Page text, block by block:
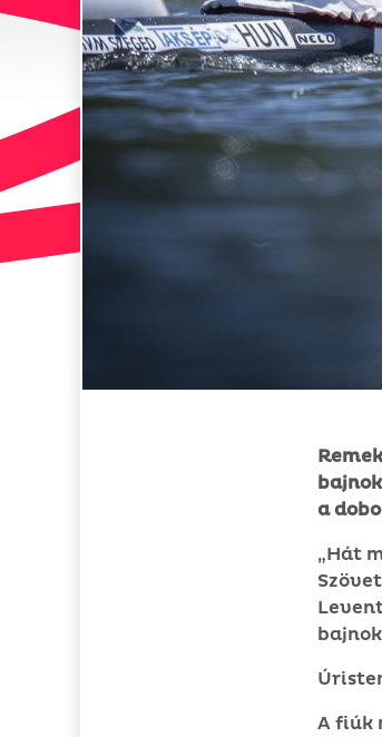
a
„Hát
A fiúk